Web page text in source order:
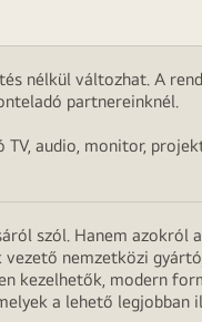
nélkül változhat. A
partnereinknél.
audio, monitor,
szól. Hanem azokról
nemzetközi
kezelhetők, modern
a lehető legjobban